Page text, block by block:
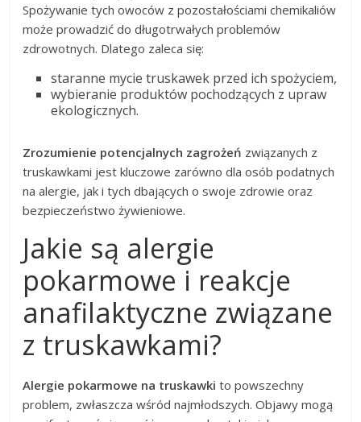
Spożywanie tych owoców z pozostałościami chemikaliów
może prowadzić do długotrwałych problemów
zdrowotnych. Dlatego zaleca się:
staranne mycie truskawek przed ich spożyciem,
wybieranie produktów pochodzących z upraw
ekologicznych.
Zrozumienie potencjalnych zagrożeń związanych z
truskawkami jest kluczowe zarówno dla osób podatnych
na alergie, jak i tych dbających o swoje zdrowie oraz
bezpieczeństwo żywieniowe.
Jakie są alergie
pokarmowe i reakcje
anafilaktyczne związane
z truskawkami?
Alergie pokarmowe na truskawki to powszechny
problem, zwłaszcza wśród najmłodszych. Objawy mogą